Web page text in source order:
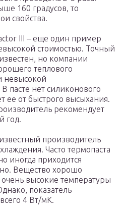
160 градусов, то
свойства.
III – еще один пример
стоимостью. Точный
но компании
теплового
невысокой
пасте нет силиконового
ее от быстрого высыхания.
рекомендует
год.
производитель
Часто термопаста
иногда приходится
Вещество хорошо
высокие температуры
показатель
4 Вт/мК.